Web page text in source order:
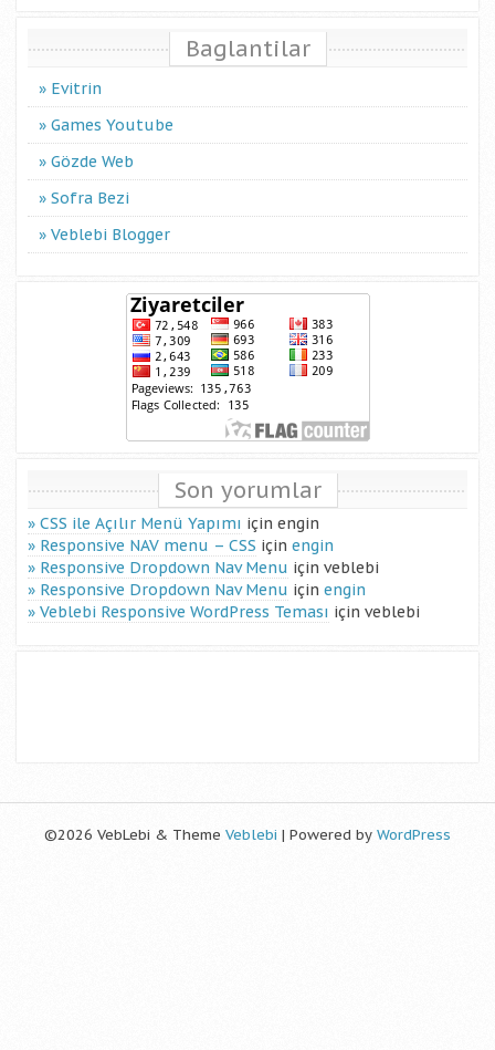
Baglantilar
Evitrin
Games Youtube
Gözde Web
Sofra Bezi
Veblebi Blogger
Son yorumlar
CSS ile Açılır Menü Yapımı için engin
Responsive NAV menu – CSS için engin
Responsive Dropdown Nav Menu için veblebi
Responsive Dropdown Nav Menu için engin
Veblebi Responsive WordPress Teması için veblebi
©2026 VebLebi & Theme Veblebi | Powered by WordPress